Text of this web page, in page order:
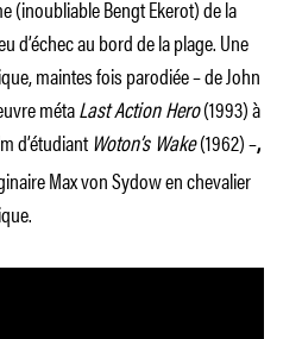
(inoubliable Bengt Ekerot) de la
d’échec au bord de la plage. Une
maintes fois parodiée – de John
métaLast Action Hero(1993) à
d’étudiantWoton’s Wake(1962) –,
Max von Sydow en chevalier